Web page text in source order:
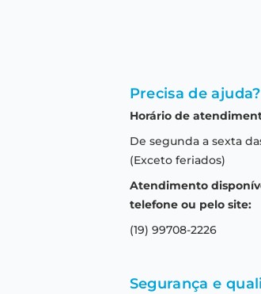
Precisa de ajuda?
Horário de
De segunda a sexta
(Exceto feriados)
Atendimento
telefone ou pelo site:
(19) 99708-2226
Segurança e